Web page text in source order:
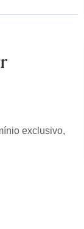
exclusivo,